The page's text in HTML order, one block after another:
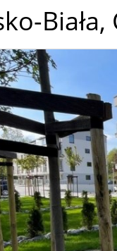
Biała,